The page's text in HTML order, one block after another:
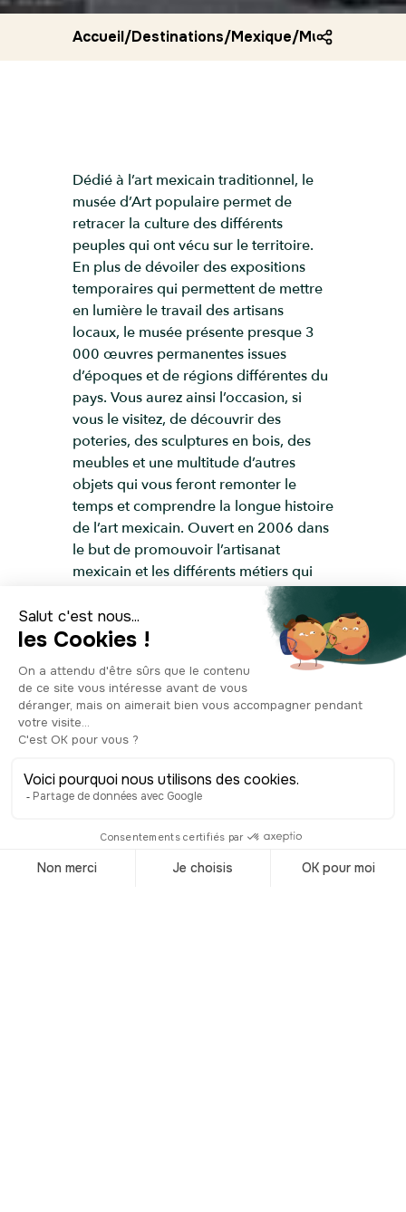
Accueil/Destinations/Mexique/Musee d art
Dédié à l’art mexicain traditionnel, le
musée d’Art populaire permet de
retracer la culture des différents
peuples qui ont vécu sur le territoire.
En plus de dévoiler des expositions
temporaires qui permettent de mettre
en lumière le travail des artisans
locaux, le musée présente presque 3
000 œuvres permanentes issues
d’époques et de régions différentes du
pays. Vous aurez ainsi l’occasion, si
vous le visitez, de découvrir des
poteries, des sculptures en bois, des
meubles et une multitude d’autres
objets qui vous feront remonter le
temps et comprendre la longue histoire
de l’art mexicain. Ouvert en 2006 dans
le but de promouvoir l’artisanat
mexicain et les différents métiers qui
s’en rattachent, comme la vannerie, la
verrerie ou le textile, le bâtiment du
musée est considéré comme un très bel
exemple de l’architecture Art Déco de
la capitale. Un musée idéal pour
comprendre les traditions et l’identité
du Mexique !